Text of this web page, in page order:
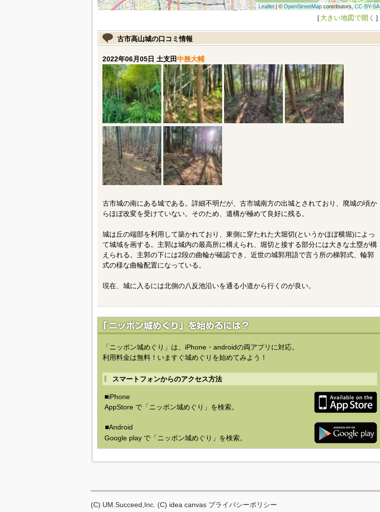
Leaflet| © OpenStreetMapcontributors, CC-BY-SA
［大きい地図で開く ］
古市高山城の口コミ情報
2022年06月05日 土支田中務大輔
古市城の南にある城である。詳細不明だが、古市城南方の出城とされており、廃城の頃か
らほぼ改変を受けていない。そのため、遺構が極めて良好に残る。
城は丘の端部を利用して築かれており、東側に穿たれた大堀切(というかほぼ横堀)によっ
て城域を画する。主郭は城内の最高所に構えられ、堀切と接する部分には大きな土塁が構
えられる。主郭の下には2段の曲輪が確認でき、近世の城郭用語で言う所の梯郭式、輪郭
式の様な曲輪配置になっている。
現在、城に入るには北側の八反池沿いを通る小道から行くのが良い。
「ニッポン城めぐり」は、iPhone・androidの両アプリに対応。
利用料金は無料！いますぐ城めぐりを始めてみよう！
スマートフォンからのアクセス方法
■iPhone
AppStore で「ニッポン城めぐり」を検索。
■Android
Google play で「ニッポン城めぐり」を検索。
(C) UM.Succeed,Inc. (C) idea canvas プライバシーポリシー